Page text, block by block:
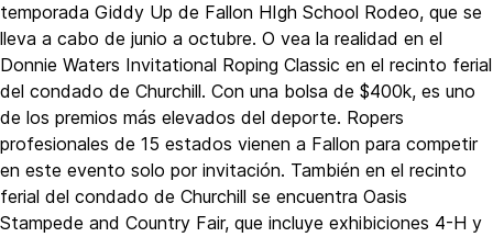
temporada Giddy Up de Fallon HIgh School Rodeo, que se
lleva a cabo de junio a octubre. O vea la realidad en el
Donnie Waters Invitational Roping Classic en el recinto ferial
del condado de Churchill. Con una bolsa de $400k, es uno
de los premios más elevados del deporte. Ropers
profesionales de 15 estados vienen a Fallon para competir
en este evento solo por invitación. También en el recinto
ferial del condado de Churchill se encuentra Oasis
Stampede and Country Fair, que incluye exhibiciones 4-H y